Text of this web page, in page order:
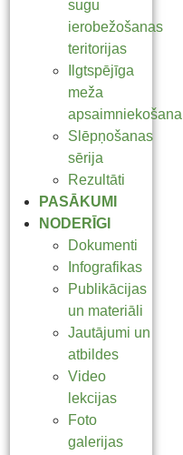
sugu
ierobežošanas
teritorijas
Ilgtspējīga
meža
apsaimniekošana
Slēpņošanas
sērija
Rezultāti
PASĀKUMI
NODERĪGI
Dokumenti
Infografikas
Publikācijas
un materiāli
Jautājumi un
atbildes
Video
lekcijas
Foto
galerijas